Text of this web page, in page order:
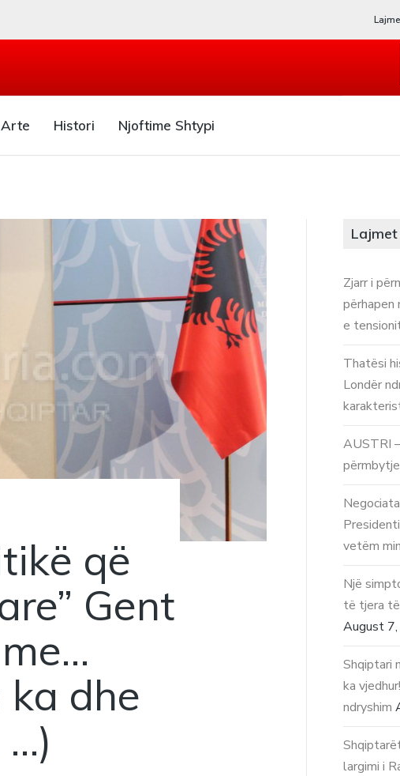
Arte Histori Njoftime Shtypi
që
Gent
dhe
…)
Zjarr i
përhapen
e
Thatësi
Londër
AUSTRI
vetëm
Një
të tjera
August
Shqiptari
ka
ndryshim
largimi i